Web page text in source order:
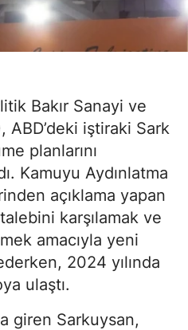
Bakır Sanayi ve
ABD’deki iştiraki Sark
planlarını
Kamuyu Aydınlatma
açıklama yapan
karşılamak ve
amacıyla yeni
2024 yılında
ulaştı.
giren Sarkuysan,